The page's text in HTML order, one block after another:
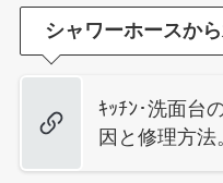
シャワーホースか
ｷｯﾁﾝ･洗面台
因と修理方法